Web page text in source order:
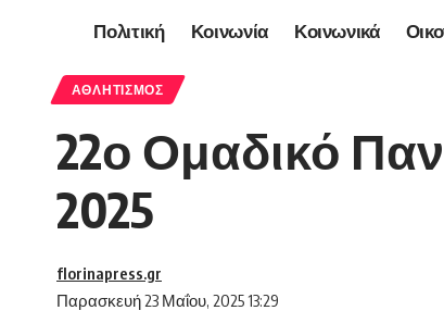
Πολιτική Κοινωνία Κοινωνικά
ΑΘΛΗΤΙΣΜΌΣ
22ο Ομαδικό
2025
Παρασκευή 23 Μαΐου, 2025 13:29
florinapress.gr